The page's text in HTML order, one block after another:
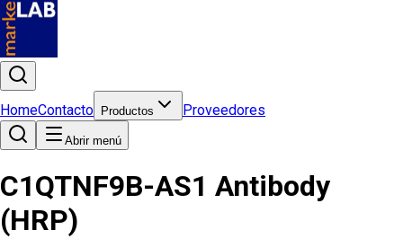
HomeContacto Productos Proveedores
Abrir menú
C1QTNF9B-AS1 Antibody
(HRP)